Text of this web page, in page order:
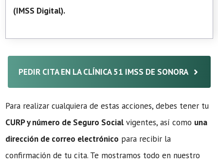
(IMSS Digital).
PEDIR CITA EN LA CLÍNICA 51 IMSS DE SONORA
Para realizar cualquiera de estas acciones, debes tener tu
CURP y número de Seguro Social vigentes, así como una
dirección de correo electrónico para recibir la
confirmación de tu cita. Te mostramos todo en nuestro